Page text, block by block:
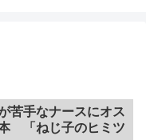
苦手なナースにオス
「ねじ子のヒミツ